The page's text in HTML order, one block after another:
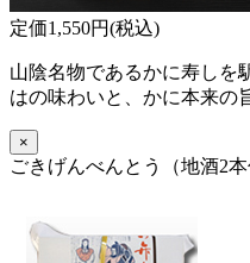
定価1,550円(税込)
山陰名物であるかに寿しを
はの味わいと、かに本来の
×
ごきげんべんとう（地酒2本